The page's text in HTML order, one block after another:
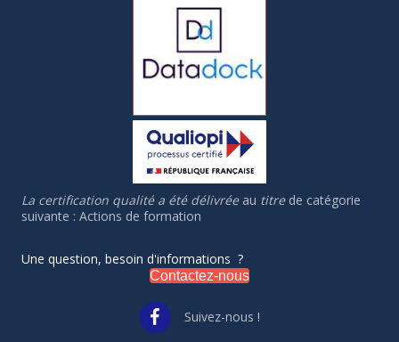
La certification qualité a été délivréeau titrede catégorie
suivante : Actions de formation
Une question, besoin d'informations ?
Contactez-nous
Suivez-nous !